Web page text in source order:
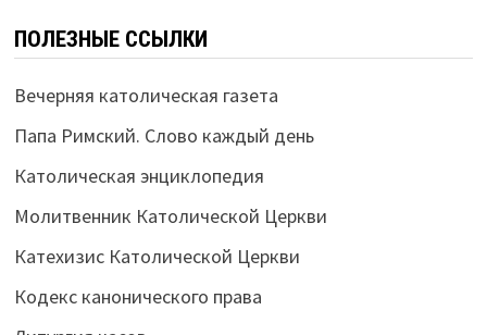
ПОЛЕЗНЫЕ ССЫЛКИ
Вечерняя католическая газета
Папа Римский. Слово каждый день
Католическая энциклопедия
Молитвенник Католической Церкви
Катехизис Католической Церкви
Кодекс канонического права